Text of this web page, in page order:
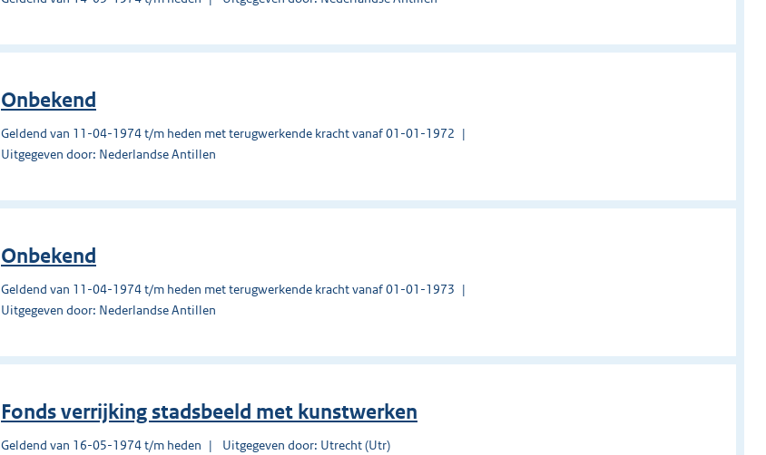
Onbekend
Geldend van 11-04-1974 t/m heden met terugwerkende kracht vanaf 01-01-1972
Uitgegeven door: Nederlandse Antillen
Onbekend
Geldend van 11-04-1974 t/m heden met terugwerkende kracht vanaf 01-01-1973
Uitgegeven door: Nederlandse Antillen
Fonds verrijking stadsbeeld met kunstwerken
Geldend van 16-05-1974 t/m heden Uitgegeven door: Utrecht (Utr)